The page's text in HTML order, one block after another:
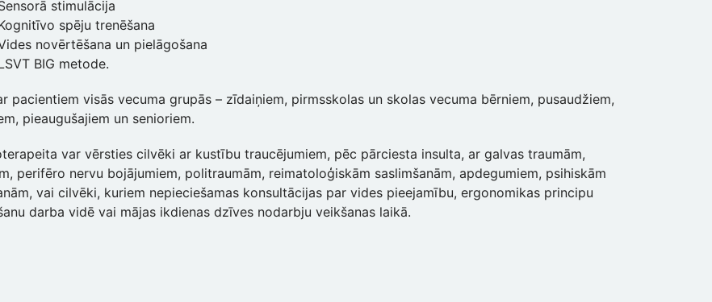
stimulācija
spēju trenēšana
novērtēšana un pielāgošana
BIG metode.
pacientiem visās vecuma grupās – zīdaiņiem, pirmsskolas un skolas vecuma bērniem, pusaudžiem,
pieaugušajiem un senioriem.
var vērsties cilvēki ar kustību traucējumiem, pēc pārciesta insulta, ar galvas traumām,
perifēro nervu bojājumiem, politraumām, reimatoloģiskām saslimšanām, apdegumiem, psihiskām
vai cilvēki, kuriem nepieciešamas konsultācijas par vides pieejamību, ergonomikas principu
darba vidē vai mājas ikdienas dzīves nodarbju veikšanas laikā.